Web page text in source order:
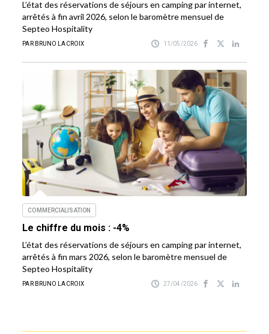
L’état des réservations de séjours en camping par internet,
arrêtés à fin avril 2026, selon le baromètre mensuel de
Septeo Hospitality
PAR BRUNO LACROIX 11/05/2026
COMMERCIALISATION
Le chiffre du mois : -4%
L’état des réservations de séjours en camping par internet,
arrêtés à fin mars 2026, selon le baromètre mensuel de
Septeo Hospitality
PAR BRUNO LACROIX 27/04/2026